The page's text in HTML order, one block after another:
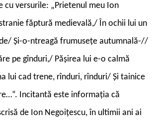
cu versurile: „Prietenul meu Ion
făptură medievală,/ În ochii lui un
Și-o-ntreagă frumusețe autumnală-//
pe gînduri,/ Pășirea lui e-o calmă
lui cad trene, rînduri, rînduri/ Și tainice
Incitantă este informația că
de Ion Negoițescu, în ultimii ani ai